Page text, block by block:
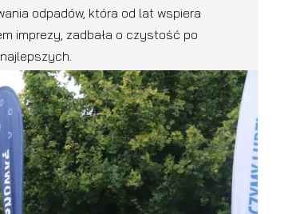
odpadów, która od lat wspiera
imprezy, zadbała o czystość po